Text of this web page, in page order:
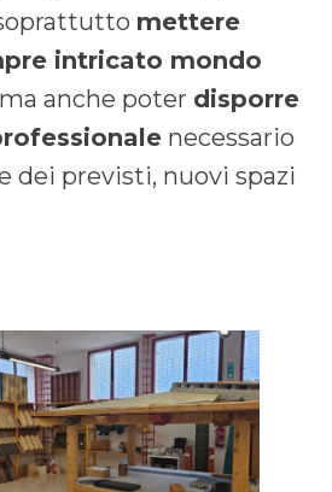
mettere
intricato mondo
anche poter disporre
necessario
dei previsti, nuovi spazi